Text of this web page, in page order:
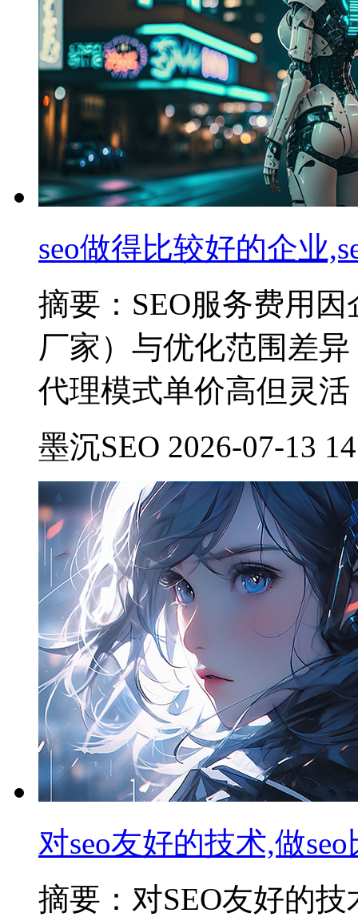
seo做得比较好的企业
摘要：SEO服务费用
厂家）与优化范围差
代理模式单价高但灵
墨沉SEO 2026-07-13
对seo友好的技术,做
摘要：对SEO友好的